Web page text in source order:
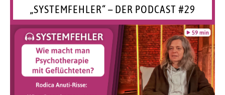
„SYSTEMFEHLER“ – DER PODCAST #29